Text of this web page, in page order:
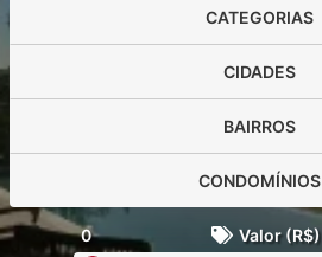
CATEGORIAS
CIDADES
BAIRROS
CONDOMÍNIOS
0 Valor (R$)